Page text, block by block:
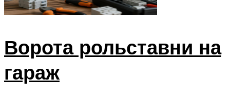
Ворота рольставни на
гараж